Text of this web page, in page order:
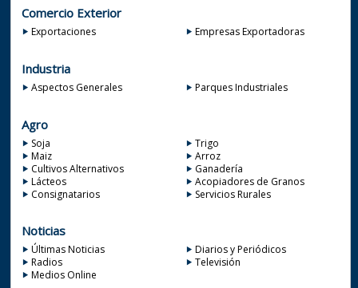
Comercio Exterior
Exportaciones Empresas Exportadoras
Industria
Aspectos Generales Parques Industriales
Agro
Soja
Trigo
Maiz
Arroz
Cultivos Alternativos
Ganadería
Lácteos
Acopiadores de Granos
Consignatarios
Servicios Rurales
Noticias
Últimas Noticias
Diarios y Periódicos
Radios
Televisión
Medios Online